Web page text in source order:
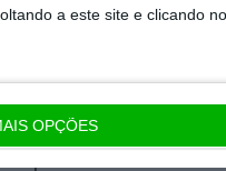
a este site e clicando
OPÇÕES
de 600 mil euros
merecer o voto
e ficou com o
no centro da
pessoas.